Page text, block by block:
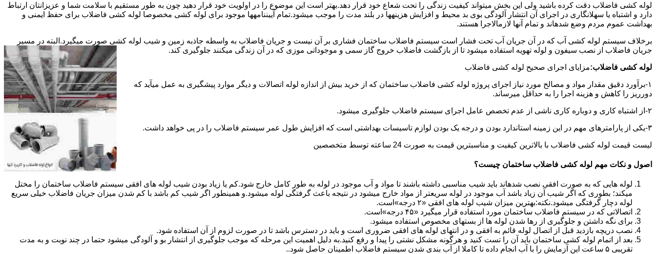
لوله کشی فاضلاب دقت کرده باشید ولی این بخش میتواند کیفیت زندگی را تحت شعاع خود قرار دهد.بهتر است این موضوع را در اولویت خود قرار دهید چون به طور مستقیم با سلامت شما و عزیزانتان ارتباط
دارد و اشتباه یا سهلانگاری در اجرای آن انتشار آلودگی بوی بد محیط و افزایش هزینهها در بلند مدت را موجب میشود.تمام آییننامهها موجود برای لوله کشی مخصوصا لوله کشی فاضلاب برای حفظ ایمنی و
بهداشت عموم مردم وضع شدهاند و تمام آنها لازمالاجرا هستند.
برخلاف سیستم لوله کشی آب که در آن جریان آب تحت فشار است سیستم فاضلاب ساختمان فشاری بر آن نیست و جریان فاضلاب به واسطه جاذبه زمین و شیب لوله کشی صورت میگیرد.البته در مسیر
جریان فاضلاب از نصب سیفون و لوله تهویه استفاده میشود تا از بازگشت فاضلاب خروج گاز سمی و موجوداتی موزی که در آن زندگی میکنند جلوگیری کند.
لوله کشی فاضلاب:مزایای اجرای صحیح لوله کشی فاضلاب
۱-برآورد دقیق مقدار مواد و مصالح مورد نیاز اجرای پروژه لوله کشی فاضلاب ساختمان که از خرید بیش از اندازه لوله اتصالات و دیگر موارد پیشگیری به عمل میآید که
دورریز را کاهش و هزینه اجرا را به حداقل میرساند.
۲-از اشتباه کاری و دوباره کاری ناشی از عدم تخصص عامل اجرای سیستم فاضلاب جلوگیری میشود.
۳-یکی از پارامترهای مهم در این زمینه استاندارد بودن و درجه یک بودن لوازم تاسیسات بهداشتی است که افزایش طول عمر سیستم فاضلاب را در پی خواهد داشت.
لیست قیمت لوله کشی فاضلاب با بالاترین کیفیت و مناسبترین قیمت به صورت 24 ساعته توسط متخصصین
اصول و نکات مهم لوله کشی فاضلاب ساختمان چیست؟
لوله هایی که به صورت افقی نصب شدهاند باید شیب مناسبی داشته باشند تا مواد و آب موجود در لوله به طور کامل خارج شود.کم یا زیاد بودن شیب لوله های افقی سیستم فاضلاب ساختمان را مختل
میکند؛ بطوری که اگر شیب آن زیاد باشد آب موجود در لوله سریعتر از مواد خارج میشود در نتیجه باعث گرفتگی لوله میشود.و همینطور اگر شیب کم باشد با کم شدن میزان جریان فاضلاب خیلی سریع
لوله دچار گرفتگی میشود.نکته:بهترین میزان شیب لوله های افقی «۲ درجه»است.
اتصالاتی که در سیستم فاضلاب ساختمان مورد استفاده قرار میگیرد «۴۵ درجه»است.
برای نگه داشتن و جلوگیری از رها شدن لوله ها از بستهای مخصوص استفاده میشود.
نصب دریچه بازدید قبل از اتصال لوله قائم به افقی و در انتهای لوله های افقی ضروری است و باید در دسترس باشد تا در صورت لزوم از آن استفاده شود.
بعد از اتمام لوله کشی ساختمان باید آن را تست کنید و هرگونه مشکل نشتی را پیدا و رفع کنید.به دلیل اهمیت این مرحله که موجب جلوگیری از انتشار بو و آلودگی میشود حتما در چند نوبت و به مدت
تقریبی ۵ ساعت این آزمایش را با آب انجام داده تا کاملا از آب بندی شدن سیستم فاضلاب اطمینان حاصل شود..